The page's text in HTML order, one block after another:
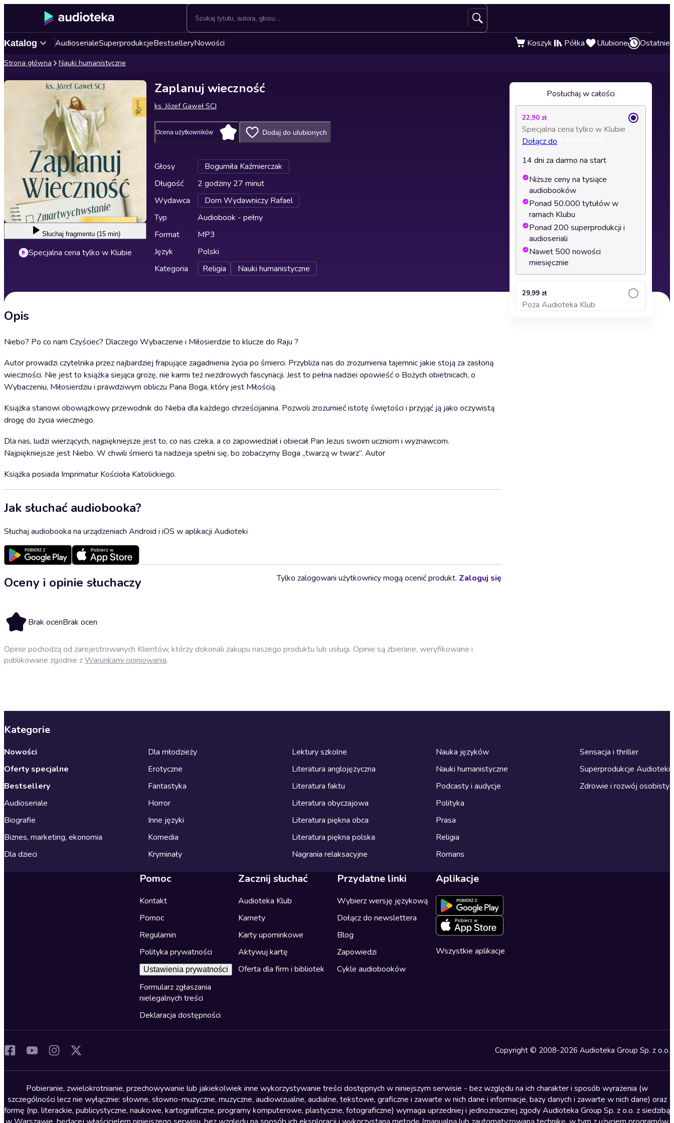
Katalog AudioserialeSuperprodukcjeBestselleryNowości Koszyk Półka Ulubione Ostatnie
Strona główna Nauki humanistyczne
Słuchaj fragmentu (15 min)
Specjalna cena tylko w Klubie
Zaplanuj wieczność
ks. Józef Gaweł SCJ
Ocena użytkowników Dodaj do ulubionych
Głosy
Bogumiła Kaźmierczak
Długość
2 godziny 27 minut
Wydawca
Dom Wydawniczy Rafael
Typ
Audiobook - pełny
Format
MP3
Język
Polski
Kategoria
Religia Nauki humanistyczne
Opis
Niebo? Po co nam Czyściec? Dlaczego Wybaczenie i Miłosierdzie to klucze do Raju ?
Autor prowadzi czytelnika przez najbardziej frapujące zagadnienia życia po śmierci. Przybliża nas do zrozumienia tajemnic jakie stoją za zasłoną
wieczności. Nie jest to książka siejąca grozę, nie karmi też niezdrowych fascynacji. Jest to pełna nadziei opowieść o Bożych obietnicach, o
Wybaczeniu, Miłosierdziu i prawdziwym obliczu Pana Boga, który jest Miłością.
Książka stanowi obowiązkowy przewodnik do Nieba dla każdego chrześcijanina. Pozwoli zrozumieć istotę świętości i przyjąć ją jako oczywistą
drogę do życia wiecznego.
Dla nas, ludzi wierzących, najpiękniejsze jest to, co nas czeka, a co zapowiedział i obiecał Pan Jezus swoim uczniom i wyznawcom.
Najpiękniejsze jest Niebo. W chwili śmierci ta nadzieja spełni się, bo zobaczymy Boga „twarzą w twarz”. Autor
Książka posiada Imprimatur Kościoła Katolickiego.
Jak słuchać audiobooka?
Słuchaj audiobooka na urządzeniach Android i iOS w aplikacji Audioteki
Oceny i opinie słuchaczy
Brak ocenBrak ocen
Tylko zalogowani użytkownicy mogą ocenić produkt. Zaloguj się
Opinie pochodzą od zarejestrowanych Klientów, którzy dokonali zakupu naszego produktu lub usługi. Opinie są zbierane, weryfikowane i
publikowane zgodnie zWarunkami opiniowania.
Posłuchaj w całości
22,90 zł
Specjalna cena tylko w Klubie
Dołącz do
14 dni za darmo na start
Niższe ceny na tysiące
audiobooków
Ponad 50.000 tytułów w
ramach Klubu
Ponad 200 superprodukcji i
audioseriali
Nawet 500 nowości
miesięcznie
29,99 zł
Poza Audioteka Klub
Dodaj do koszyka
Kategorie
Nowości
Oferty specjalne
Bestsellery
Audioseriale
Biografie
Biznes, marketing, ekonomia
Dla dzieci
Dla młodzieży
Erotyczne
Fantastyka
Horror
Inne języki
Komedia
Kryminały
Lektury szkolne
Literatura anglojęzyczna
Literatura faktu
Literatura obyczajowa
Literatura piękna obca
Literatura piękna polska
Nagrania relaksacyjne
Nauka języków
Nauki humanistyczne
Podcasty i audycje
Polityka
Prasa
Religia
Romans
Sensacja i thriller
Superprodukcje Audioteki
Zdrowie i rozwój osobisty
Pomoc
Kontakt
Pomoc
Regulamin
Polityka prywatności
Ustawienia prywatności
Formularz zgłaszania
nielegalnych treści
Deklaracja dostępności
Zacznij słuchać
Audioteka Klub
Karnety
Karty upominkowe
Aktywuj kartę
Oferta dla firm i bibliotek
Przydatne linki
Wybierz wersję językową
Dołącz do newslettera
Blog
Zapowiedzi
Cykle audiobooków
Aplikacje
Wszystkie aplikacje
Copyright © 2008-2026 Audioteka Group Sp. z o.o.
Pobieranie, zwielokrotnianie, przechowywanie lub jakiekolwiek inne wykorzystywanie treści dostępnych w niniejszym serwisie - bez względu na ich charakter i sposób wyrażenia (w
szczególności lecz nie wyłącznie: słowne, słowno-muzyczne, muzyczne, audiowizualne, audialne, tekstowe, graficzne i zawarte w nich dane i informacje, bazy danych i zawarte w nich dane) oraz
formę (np. literackie, publicystyczne, naukowe, kartograficzne, programy komputerowe, plastyczne, fotograficzne) wymaga uprzedniej i jednoznacznej zgody Audioteka Group Sp. z o.o. z siedzibą